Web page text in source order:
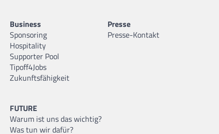
Business
Sponsoring
Hospitality
Supporter Pool
Tipoff4Jobs
Zukunftsfähigkeit
Presse
Presse-Kontakt
FUTURE
Warum ist uns das wichtig?
Was tun wir dafür?